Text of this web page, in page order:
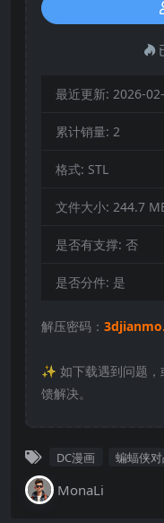
最近更新: 2026-
累计销量: 2
格式: STL
文件大小: 244.7
是否有支撑: 否
是否分件: 是
解压密码：
✨️ 如下载遇到问题，
馈解决。
DC漫画 蝙蝠侠
MonaLi